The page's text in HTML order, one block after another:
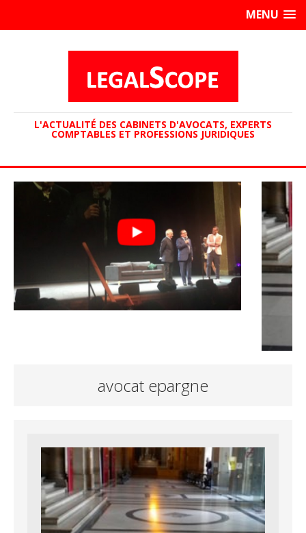
MENU
L'ACTUALITÉ DES CABINETS D'AVOCATS, EXPERTS
COMPTABLES ET PROFESSIONS JURIDIQUES
avocat epargne